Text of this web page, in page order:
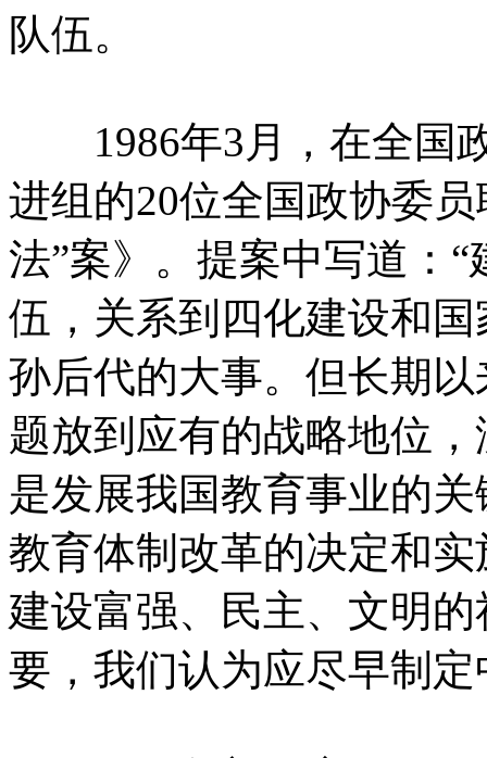
队伍。
1986年3月，在全国
进组的20位全国政协委
法”案》。提案中写道：
伍，关系到四化建设和
孙后代的大事。但长期
题放到应有的战略地位
是发展我国教育事业的
教育体制改革的决定和
建设富强、民主、文明
要，我们认为应尽早制